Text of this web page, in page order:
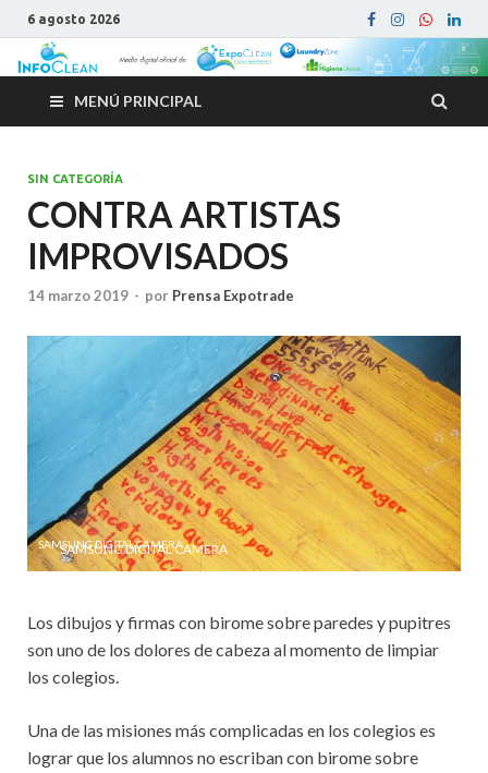
6 agosto 2026
MENÚ PRINCIPAL
SIN CATEGORÍA
CONTRA ARTISTAS
IMPROVISADOS
14 marzo 2019 - por Prensa Expotrade
SAMSUNG DIGITAL CAMERA
Los dibujos y firmas con birome sobre paredes y pupitres
son uno de los dolores de cabeza al momento de limpiar
los colegios.
Una de las misiones más complicadas en los colegios es
lograr que los alumnos no escriban con birome sobre